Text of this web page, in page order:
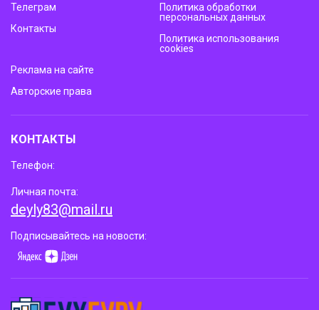
Телеграм
Контакты
Политика обработки
персональных данных
Политика использования
cookies
Реклама на сайте
Авторские права
КОНТАКТЫ
Телефон:
Личная почта:
deyly83@mail.ru
Подписывайтесь на новости: